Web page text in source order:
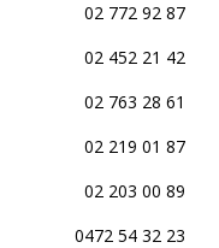
02 772 92 87
02 452 21 42
02 763 28 61
02 219 01 87
02 203 00 89
0472 54 32 23